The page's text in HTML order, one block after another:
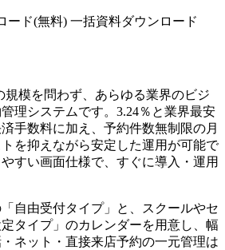
ード(無料) 一括資料ダウンロード
模を問わず、あらゆる業界のビジ
理システムです。3.24％と業界最安
手数料に加え、予約件数無制限の月
を抑えながら安定した運用が可能で
すい画面仕様で、すぐに導入・運用
自由受付タイプ」と、スクールやセ
タイプ」のカレンダーを用意し、幅
ネット・直接来店予約の一元管理は